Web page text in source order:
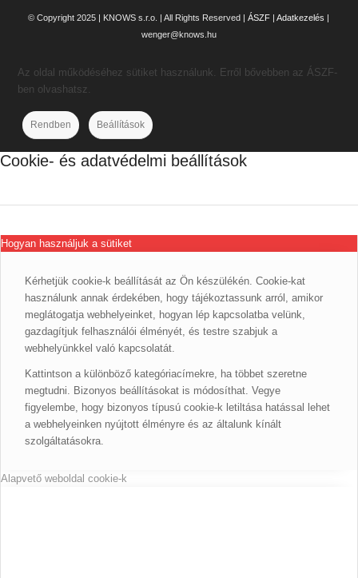
© Copyright 2025 | KNOWS s.r.o. | All Rights Reserved |ÁSZF |Adatkezelés |
wenger@knows.hu
Az oldal működéséhez sütiket használunk. Erről bővebben az ÁSZF-
ben olvashatsz.
Rendben Beállítások
Cookie- és adatvédelmi beállítások
Hogyan használjuk a sütiket
Kérhetjük cookie-k beállítását az Ön készülékén. Cookie-kat
használunk annak érdekében, hogy tájékoztassunk arról, amikor
meglátogatja webhelyeinket, hogyan lép kapcsolatba velünk,
gazdagítjuk felhasználói élményét, és testre szabjuk a
webhelyünkkel való kapcsolatát.
Kattintson a különböző kategóriacímekre, ha többet szeretne
megtudni. Bizonyos beállításokat is módosíthat. Vegye
figyelembe, hogy bizonyos típusú cookie-k letiltása hatással lehet
a webhelyeinken nyújtott élményre és az általunk kínált
szolgáltatásokra.
Alapvető weboldal cookie-k